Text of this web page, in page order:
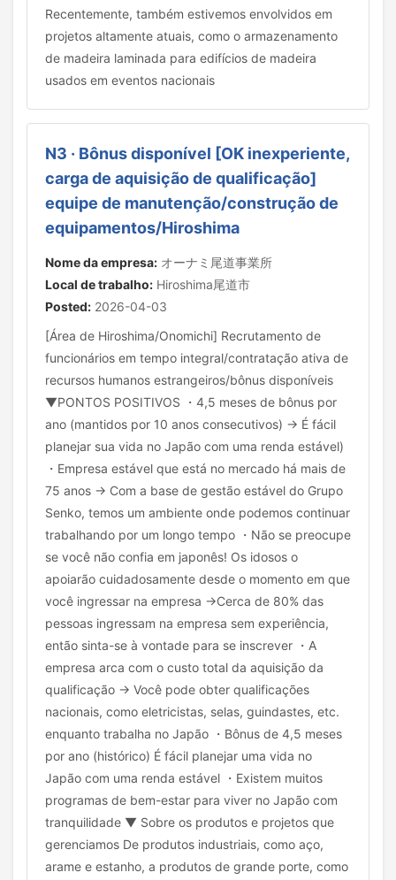
Recentemente, também estivemos envolvidos em
projetos altamente atuais, como o armazenamento
de madeira laminada para edifícios de madeira
usados em eventos nacionais
N3 · Bônus disponível [OK inexperiente,
carga de aquisição de qualificação]
equipe de manutenção/construção de
equipamentos/Hiroshima
Nome da empresa: オーナミ尾道事業所
Local de trabalho: Hiroshima尾道市
Posted: 2026-04-03
[Área de Hiroshima/Onomichi] Recrutamento de
funcionários em tempo integral/contratação ativa de
recursos humanos estrangeiros/bônus disponíveis
▼PONTOS POSITIVOS ・4,5 meses de bônus por
ano (mantidos por 10 anos consecutivos) → É fácil
planejar sua vida no Japão com uma renda estável)
・Empresa estável que está no mercado há mais de
75 anos → Com a base de gestão estável do Grupo
Senko, temos um ambiente onde podemos continuar
trabalhando por um longo tempo ・Não se preocupe
se você não confia em japonês! Os idosos o
apoiarão cuidadosamente desde o momento em que
você ingressar na empresa →Cerca de 80% das
pessoas ingressam na empresa sem experiência,
então sinta-se à vontade para se inscrever ・A
empresa arca com o custo total da aquisição da
qualificação → Você pode obter qualificações
nacionais, como eletricistas, selas, guindastes, etc.
enquanto trabalha no Japão ・Bônus de 4,5 meses
por ano (histórico) É fácil planejar uma vida no
Japão com uma renda estável ・Existem muitos
programas de bem-estar para viver no Japão com
tranquilidade ▼ Sobre os produtos e projetos que
gerenciamos De produtos industriais, como aço,
arame e estanho, a produtos de grande porte, como